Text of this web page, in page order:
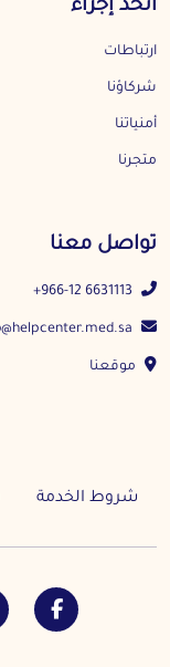
اتخذ إجراء
ارتباطات
شركاؤنا
أمنياتنا
متجرنا
تواصل معنا
+966-12 6631113
موقعنا
شروط الخدمة